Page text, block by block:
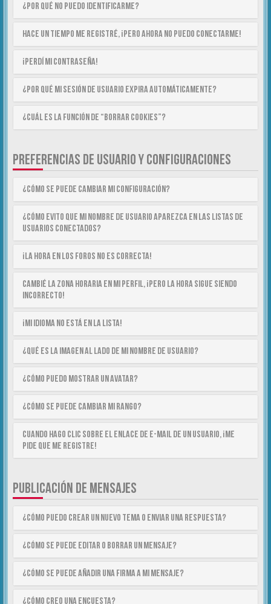
¿Por qué no puedo identificarme?
Hace un tiempo me registré, ¡pero ahora no puedo conectarme!
¡Perdí mi contraseña!
¿Por qué mi sesión de usuario expira automáticamente?
¿Cuál es la función de “Borrar cookies”?
PREFERENCIAS DE USUARIO Y CONFIGURACIONES
¿Cómo se puede cambiar mi configuración?
¿Cómo evito que mi nombre de usuario aparezca en las listas de
usuarios conectados?
¡La hora en los foros no es correcta!
Cambié la zona horaria en mi perfil, ¡pero la hora sigue siendo
incorrecto!
¡Mi idioma no está en la lista!
¿Qué es la imagen al lado de mi nombre de usuario?
¿Cómo puedo mostrar un avatar?
¿Cómo se puede cambiar mi rango?
Cuando hago clic sobre el enlace de e-mail de un usuario, ¡me
pide que me registre!
PUBLICACIÓN DE MENSAJES
¿Cómo puedo crear un nuevo tema o enviar una respuesta?
¿Cómo se puede editar o borrar un mensaje?
¿Cómo se puede añadir una firma a mi mensaje?
¿Cómo creo una encuesta?